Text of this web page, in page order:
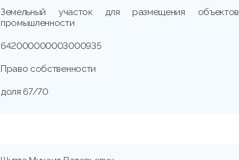
Земельный участок для размещения объектов
промышленности
642000000003000935
Право собственности
доля 67/70